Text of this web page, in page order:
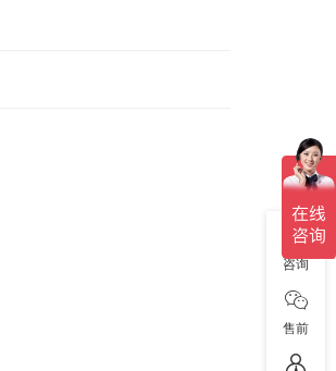
咨询
售前